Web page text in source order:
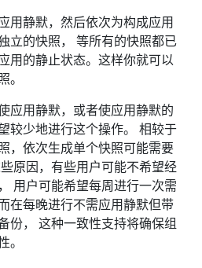
用静默，然后依次为构成应用
立的快照， 等所有的快照都已
用的静止状态。这样你就可以
。
应用静默，或者使应用静默的
较少地进行这个操作。 相较于
，依次生成单个快照可能需要
原因，有些用户可能不希望经
用户可能希望每周进行一次需
在每晚进行不需应用静默但带
份， 这种一致性支持将确保组
。